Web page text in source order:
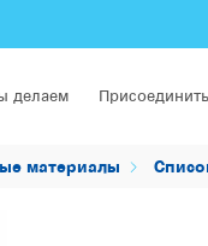
делаем
материалы